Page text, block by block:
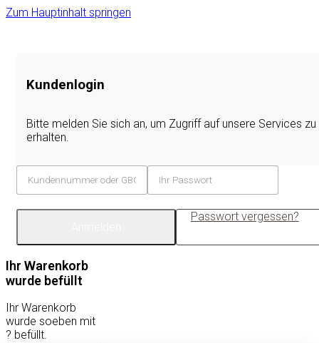
Zum Hauptinhalt springen
Kundenlogin
Bitte melden Sie sich an, um Zugriff auf unsere Services zu
erhalten.
Passwort vergessen?
Ihr Warenkorb
wurde befüllt
Ihr Warenkorb
wurde soeben mit
? befüllt.